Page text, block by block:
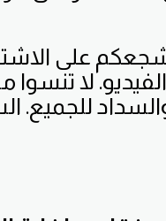
على
لا تنسوا
للجميع.